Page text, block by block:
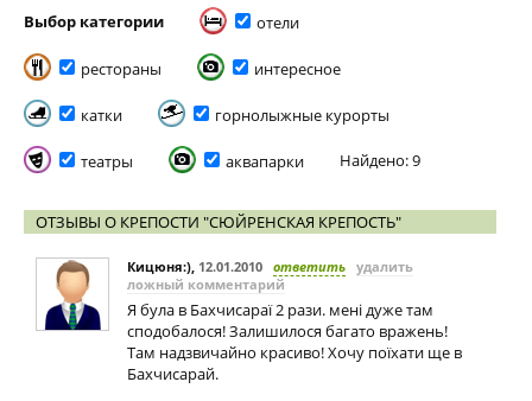
Выбор категории отели
рестораны интересное
катки горнолыжные курорты
театры аквапарки Найдено: 9
ОТЗЫВЫ О КРЕПОСТИ "СЮЙРЕНСКАЯ КРЕПОСТЬ"
Кицюня:), 12.01.2010 ответить удалить
ложный комментарий
Я була в Бахчисараї 2 рази. мені дуже там
сподобалося! Залишилося багато вражень!
Там надзвичайно красиво! Хочу поїхати ще в
Бахчисарай.